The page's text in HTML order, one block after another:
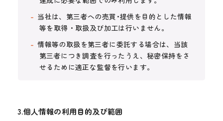
当社は、第三者への売買･提供を目的とした情報
等を取得・取扱及び加工は行いません。
情報等の取扱を第三者に委託する場合は、当該
第三者につき調査を行ったうえ、秘密保持をさ
せるために適正な監督を行います。
3.個人情報の利用目的及び範囲